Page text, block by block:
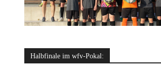
Halbfinale im wfv-Pokal: